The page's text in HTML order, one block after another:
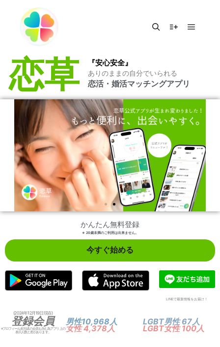
恋草 『安心安全』
ありのままの自分でいられる
恋活・婚活マッチングアプリ
かんたん無料登録
※ 20歳未満のご利用は出来ません。
今すぐ始める
LINEで最新情報をお届け！
(2024年12月19日現在)
登録会員
※プロフィール未完成の会員も含む為アプリ上の
表示人数と差があります。
男性10,968人
女性 4,378人
LGBT男性 67人
LGBT女性 100人